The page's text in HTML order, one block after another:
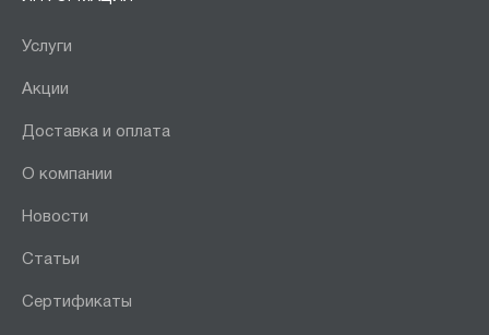
Услуги
Акции
Доставка и оплата
О компании
Новости
Статьи
Сертификаты